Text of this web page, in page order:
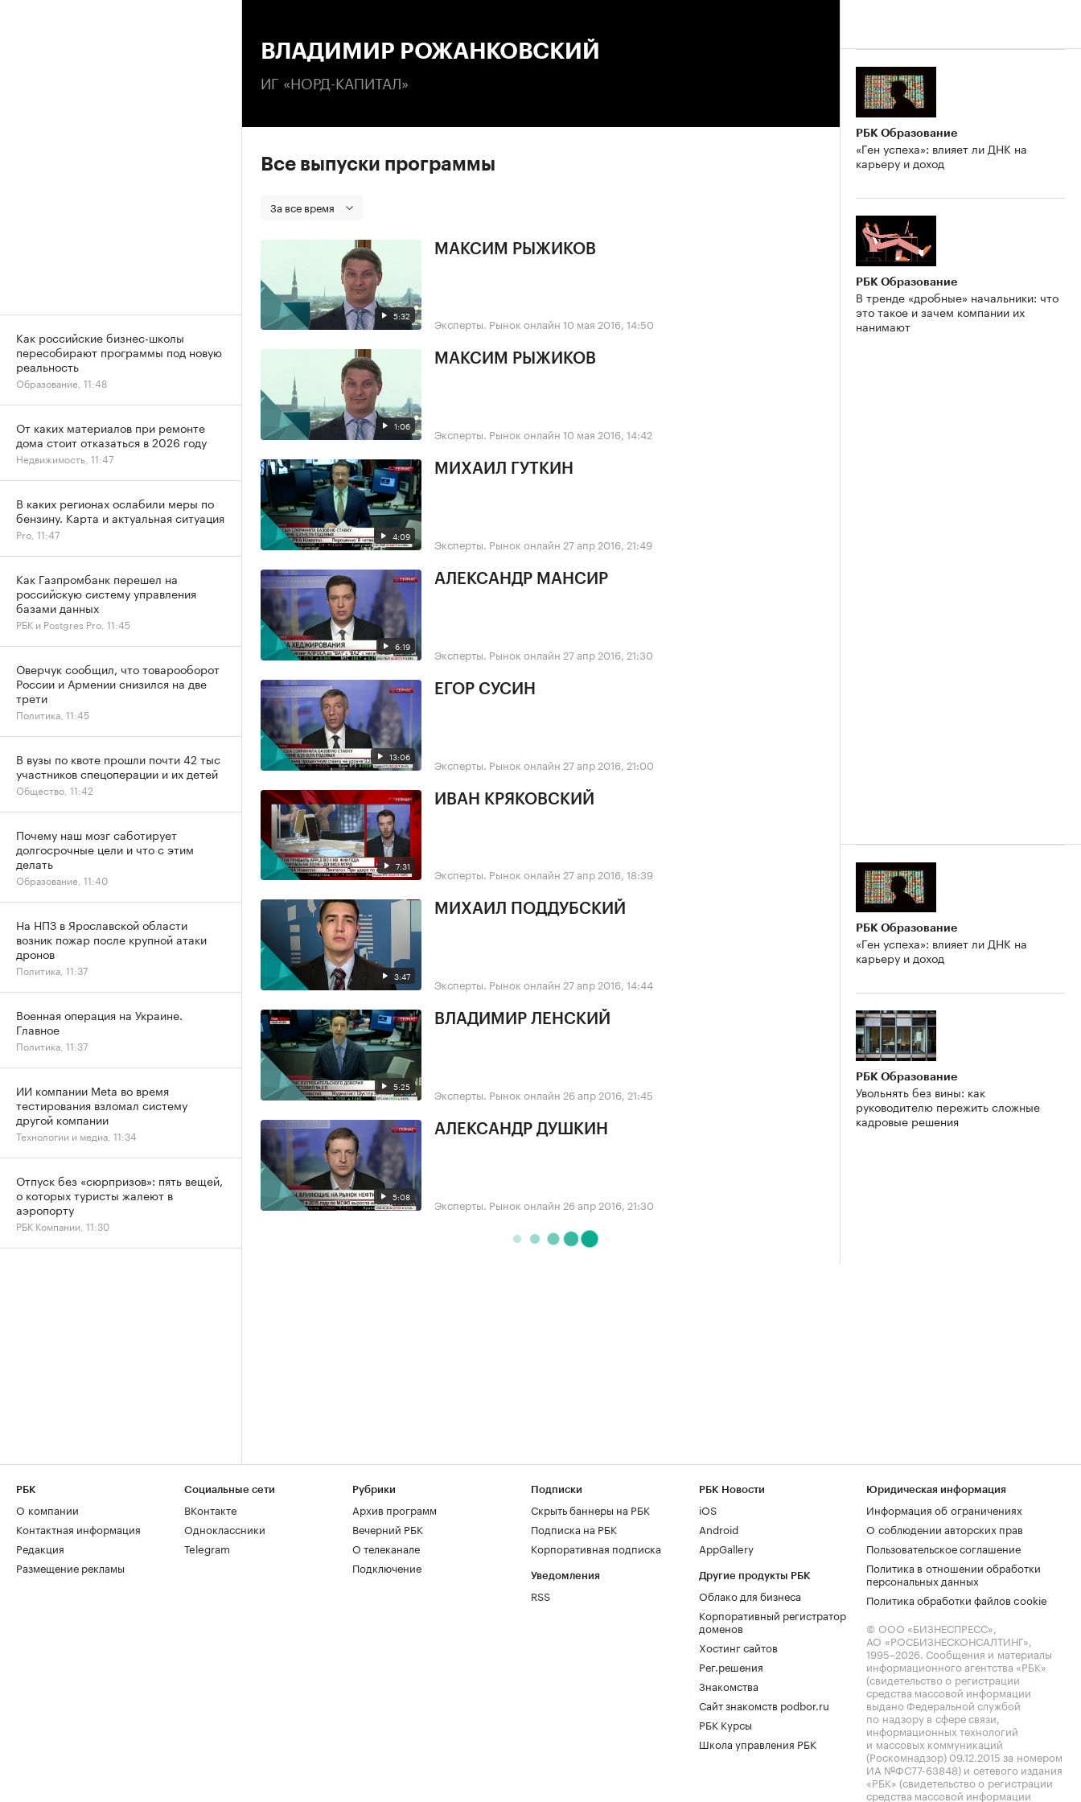
ВЛАДИМИР РОЖАНКОВСКИЙ
ИГ «НОРД-КАПИТАЛ»
Все выпуски программы
За все время
5:32
МАКСИМ РЫЖИКОВ
Эксперты. Рынок онлайн 10 мая 2016, 14:50
1:06
МАКСИМ РЫЖИКОВ
Эксперты. Рынок онлайн 10 мая 2016, 14:42
4:09
МИХАИЛ ГУТКИН
Эксперты. Рынок онлайн 27 апр 2016, 21:49
6:19
АЛЕКСАНДР МАНСИР
Эксперты. Рынок онлайн 27 апр 2016, 21:30
13:06
ЕГОР СУСИН
Эксперты. Рынок онлайн 27 апр 2016, 21:00
7:31
ИВАН КРЯКОВСКИЙ
Эксперты. Рынок онлайн 27 апр 2016, 18:39
3:47
МИХАИЛ ПОДДУБСКИЙ
Эксперты. Рынок онлайн 27 апр 2016, 14:44
5:25
ВЛАДИМИР ЛЕНСКИЙ
Эксперты. Рынок онлайн 26 апр 2016, 21:45
5:08
АЛЕКСАНДР ДУШКИН
Эксперты. Рынок онлайн 26 апр 2016, 21:30
РБК Образование
«Ген успеха»: влияет ли ДНК на
карьеру и доход
РБК Образование
В тренде «дробные» начальники: что
это такое и зачем компании их
нанимают
РБК Образование
«Ген успеха»: влияет ли ДНК на
карьеру и доход
РБК Образование
Увольнять без вины: как
руководителю пережить сложные
кадровые решения
Как российские бизнес-школы
пересобирают программы под новую
реальность
Образование, 11:48
От каких материалов при ремонте
дома стоит отказаться в 2026 году
Недвижимость, 11:47
В каких регионах ослабили меры по
бензину. Карта и актуальная ситуация
Pro, 11:47
Как Газпромбанк перешел на
российскую систему управления
базами данных
РБК и Postgres Pro, 11:45
Оверчук сообщил, что товарооборот
России и Армении снизился на две
трети
Политика, 11:45
В вузы по квоте прошли почти 42 тыс
участников спецоперации и их детей
Общество, 11:42
Почему наш мозг саботирует
долгосрочные цели и что с этим
делать
Образование, 11:40
На НПЗ в Ярославской области
возник пожар после крупной атаки
дронов
Политика, 11:37
Военная операция на Украине.
Главное
Политика, 11:37
ИИ компании Meta во время
тестирования взломал систему
другой компании
Технологии и медиа, 11:34
Отпуск без «сюрпризов»: пять вещей,
о которых туристы жалеют в
аэропорту
РБК Компании, 11:30
РБК
О компании
Контактная информация
Редакция
Размещение рекламы
Социальные сети
ВКонтакте
Одноклассники
Telegram
Рубрики
Архив программ
Вечерний РБК
О телеканале
Подключение
Подписки
Скрыть баннеры на РБК
Подписка на РБК
Корпоративная подписка
Уведомления
RSS
РБК Новости
iOS
Android
AppGallery
Другие продукты РБК
Облако для бизнеса
Корпоративный регистратор
доменов
Хостинг сайтов
Рег.решения
Знакомства
Сайт знакомств podbor.ru
РБК Курсы
Школа управления РБК
Юридическая информация
Информация об ограничениях
О соблюдении авторских прав
Пользовательское соглашение
Политика в отношении обработки
персональных данных
Политика обработки файлов cookie
© ООО «БИЗНЕСПРЕСС»,
АО «РОСБИЗНЕСКОНСАЛТИНГ»,
1995–2026. Сообщения и материалы
информационного агентства «РБК»
(свидетельство о регистрации
средства массовой информации
выдано Федеральной службой
по надзору в сфере связи,
информационных технологий
и массовых коммуникаций
(Роскомнадзор) 09.12.2015 за номером
ИА №ФС77-63848) и сетевого издания
«РБК» (свидетельство о регистрации
средства массовой информации